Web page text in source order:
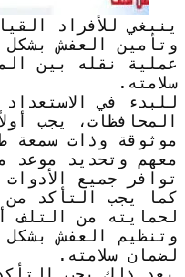
ينبغي للأفراد
وتأمين العفش
عملية نقله بين
سلامته.
للبدء في
المحافظات، يجب
موثوقة وذات سمعة
معهم وتحديد موعد
توافر جميع
كما يجب التأكد من
لحمايته من التلف
وتنظيم العفش
لضمان سلامته.